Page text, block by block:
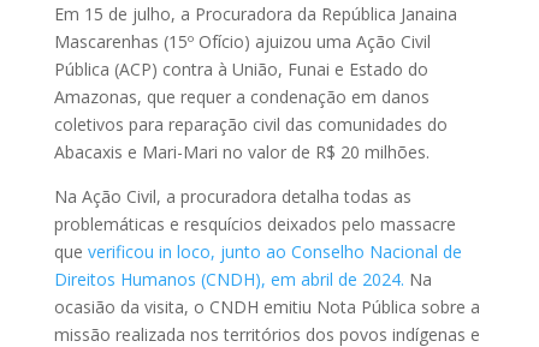
Em 15 de julho, a Procuradora da República Janaina
Mascarenhas (15º Ofício) ajuizou uma Ação Civil
Pública (ACP) contra à União, Funai e Estado do
Amazonas, que requer a condenação em danos
coletivos para reparação civil das comunidades do
Abacaxis e Mari-Mari no valor de R$ 20 milhões.
Na Ação Civil, a procuradora detalha todas as
problemáticas e resquícios deixados pelo massacre
que verificou in loco, junto ao Conselho Nacional de
Direitos Humanos (CNDH), em abril de 2024. Na
ocasião da visita, o CNDH emitiu Nota Pública sobre a
missão realizada nos territórios dos povos indígenas e